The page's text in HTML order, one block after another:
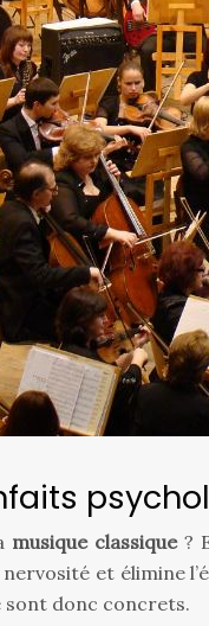
musique classique?
nervosité et élimine
sont donc concrets.